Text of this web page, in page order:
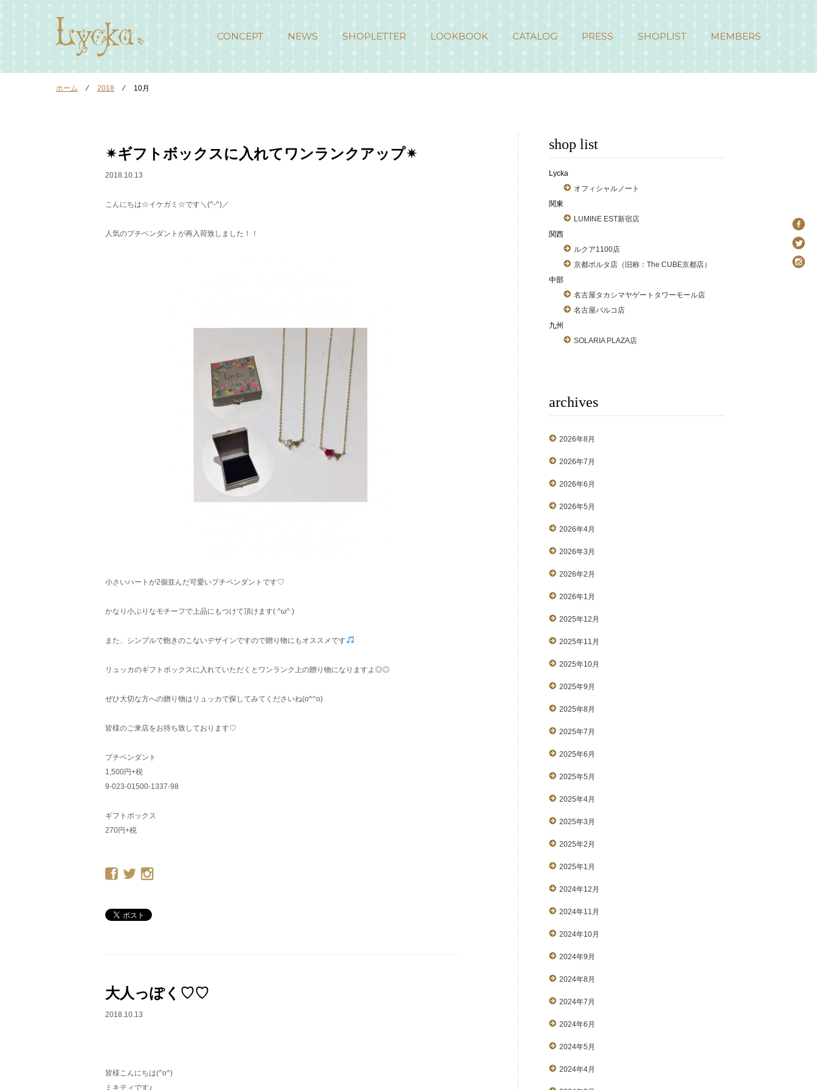
CONCEPT NEWS SHOPLETTER LOOKBOOK CATALOG PRESS SHOPLIST MEMBERS
ホーム ⁄ 2018 ⁄ 10月
✴︎ギフトボックスに入れてワンランクアップ✴︎
2018.10.13
こんにちは☆イケガミ☆です＼(^-^)／
人気のプチペンダントが再入荷致しました！！
小さいハートが2個並んだ可愛いプチペンダントです♡
かなり小ぶりなモチーフで上品にもつけて頂けます( ^ω^ )
また、シンプルで飽きのこないデザインですので贈り物にもオススメです
リュッカのギフトボックスに入れていただくとワンランク上の贈り物になりますよ◎◎
ぜひ大切な方への贈り物はリュッカで探してみてくださいね(o^^o)
皆様のご来店をお待ち致しております♡
プチペンダント
1,500円+税
9-023-01500-1337-98
ギフトボックス
270円+税
大人っぽく♡♡
2018.10.13
皆様こんにちは(^o^)
ミキティです♪
shop list
Lycka
オフィシャルノート
関東
LUMINE EST新宿店
関西
ルクア1100店
京都ポルタ店（旧称：The CUBE京都店）
中部
名古屋タカシマヤゲートタワーモール店
名古屋パルコ店
九州
SOLARIA PLAZA店
archives
2026年8月
2026年7月
2026年6月
2026年5月
2026年4月
2026年3月
2026年2月
2026年1月
2025年12月
2025年11月
2025年10月
2025年9月
2025年8月
2025年7月
2025年6月
2025年5月
2025年4月
2025年3月
2025年2月
2025年1月
2024年12月
2024年11月
2024年10月
2024年9月
2024年8月
2024年7月
2024年6月
2024年5月
2024年4月